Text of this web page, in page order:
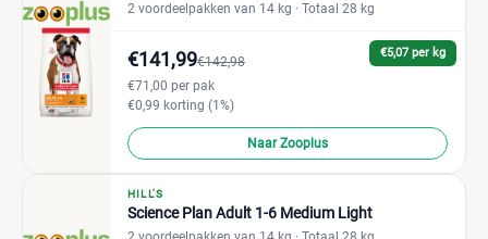
2 voordeelpakken van 14 kg · Totaal 28 kg
€5,07 per kg
€141,99€142,98
€71,00 per pak
€0,99 korting (1%)
Naar Zooplus
HILL'S
Science Plan Adult 1-6 Medium Light